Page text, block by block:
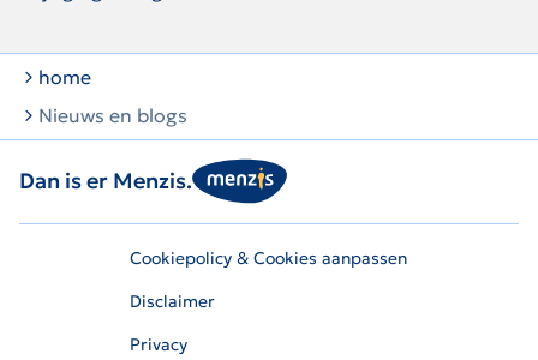
home
Nieuws en blogs
Dan is er Menzis.
Cookiepolicy & Cookies aanpassen
Disclaimer
Privacy